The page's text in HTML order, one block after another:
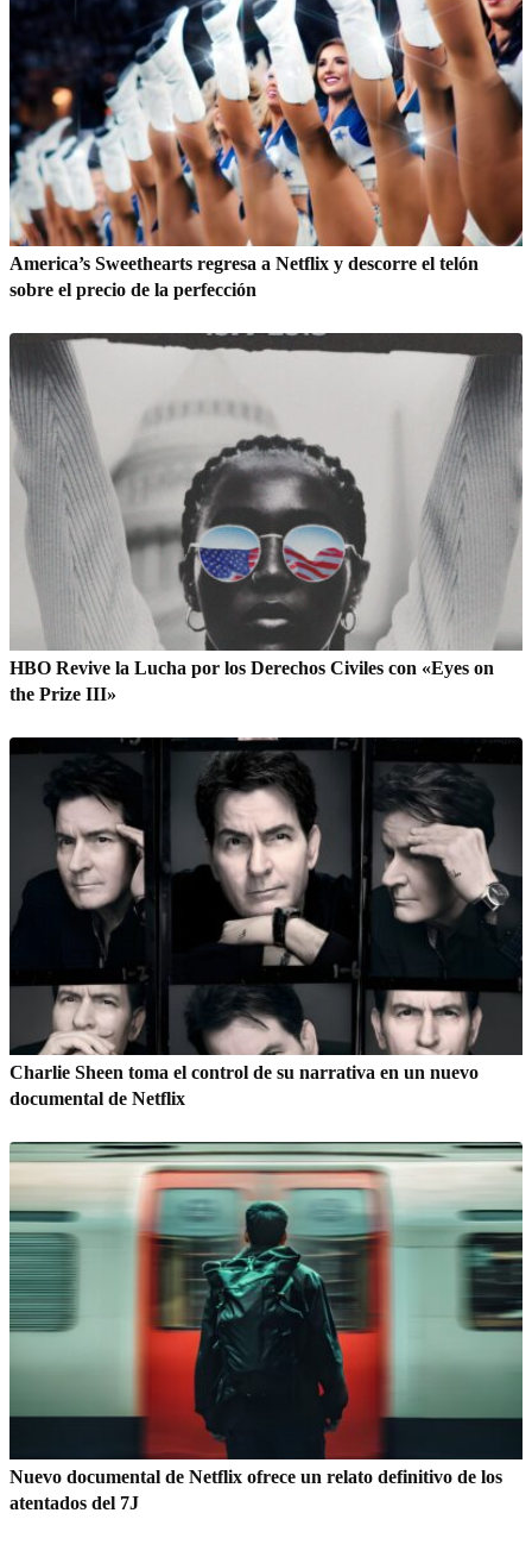
America’s Sweethearts regresa a Netflix y descorre el telón
sobre el precio de la perfección
HBO Revive la Lucha por los Derechos Civiles con «Eyes on
the Prize III»
Charlie Sheen toma el control de su narrativa en un nuevo
documental de Netflix
Nuevo documental de Netflix ofrece un relato definitivo de los
atentados del 7J